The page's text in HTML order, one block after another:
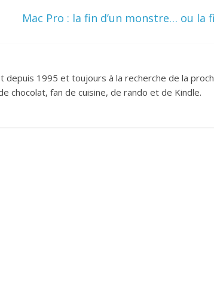
Mac Pro : la fin d’un monstre… ou la
depuis 1995 et toujours à la recherche de la
chocolat, fan de cuisine, de rando et de Kindle.